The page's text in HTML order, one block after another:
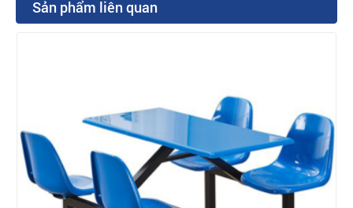
Sản phẩm liên quan